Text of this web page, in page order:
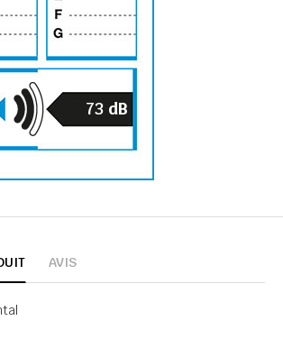
73 dB
AVIS